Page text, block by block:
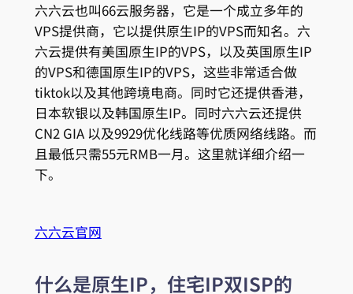
六六云也叫66云服务器，它是一个成立多年的
VPS提供商，它以提供原生IP的VPS而知名。六
六云提供有美国原生IP的VPS，以及英国原生IP
的VPS和德国原生IP的VPS，这些非常适合做
tiktok以及其他跨境电商。同时它还提供香港，
日本软银以及韩国原生IP。同时六六云还提供
CN2 GIA 以及9929优化线路等优质网络线路。而
且最低只需55元RMB一月。这里就详细介绍一
下。
六六云官网
什么是原生IP，住宅IP双ISP的